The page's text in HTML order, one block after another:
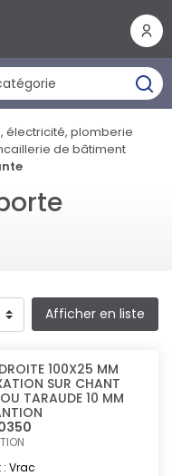
électricité, plomberie
de bâtiment
Afficher en liste
100X25 MM
SUR CHANT
TARAUDE 10 MM
Vrac